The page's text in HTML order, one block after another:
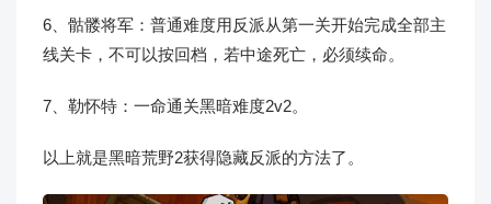
6、骷髅将军：普通难度用反派从第一关开始完成全部主
线关卡，不可以按回档，若中途死亡，必须续命。
7、勒怀特：一命通关黑暗难度2v2。
以上就是黑暗荒野2获得隐藏反派的方法了。